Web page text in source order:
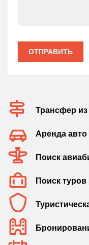
ОТПРАВИТЬ
Трансфер
Аренда
Поиск
Поиск